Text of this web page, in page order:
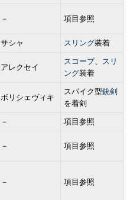
－ 項目参照
サシャ スリング装着
アレクセイ
スコープ、
スリ
ング装着
ボリシェヴィキ
スパイク型銃剣
を着剣
－ 項目参照
－ 項目参照
－ 項目参照